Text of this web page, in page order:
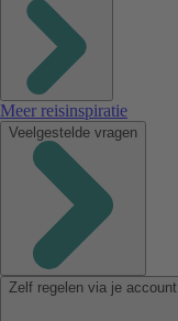
Meer reisinspiratie
Veelgestelde vragen
Zelf regelen via je account